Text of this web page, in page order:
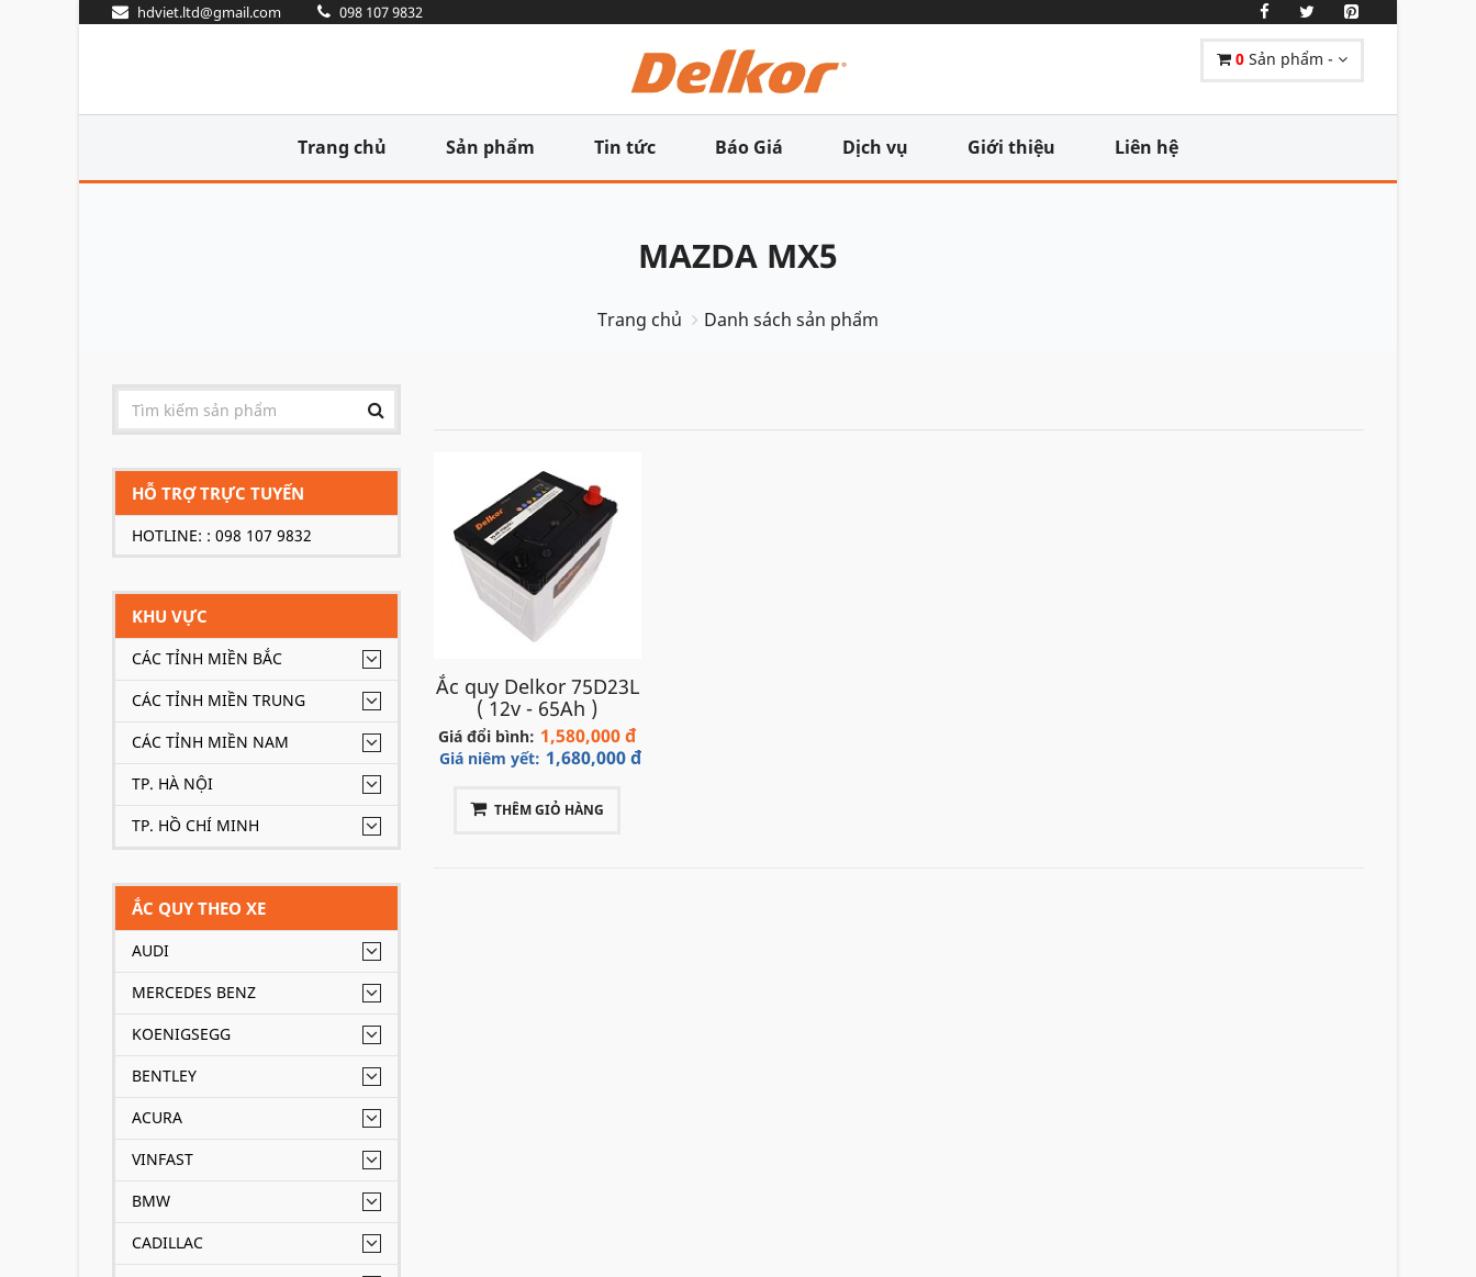
hdviet.ltd@gmail.com 098 107 9832
0 Sản phẩm -
Trang chủ Sản phẩm Tin tức Báo Giá Dịch vụ Giới thiệu Liên hệ
MAZDA MX5
Trang chủ Danh sách sản phẩm
HỖ TRỢ TRỰC TUYẾN
HOTLINE: : 098 107 9832
KHU VỰC
CÁC TỈNH MIỀN BẮC
CÁC TỈNH MIỀN TRUNG
CÁC TỈNH MIỀN NAM
TP. HÀ NỘI
TP. HỒ CHÍ MINH
ẮC QUY THEO XE
AUDI
MERCEDES BENZ
KOENIGSEGG
BENTLEY
ACURA
VINFAST
BMW
CADILLAC
Ắc quy Delkor 75D23L
( 12v - 65Ah )
Giá đổi bình: 1,580,000 đ
Giá niêm yết: 1,680,000 đ
THÊM GIỎ HÀNG